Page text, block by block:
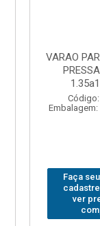
VARAO
Embalagem:
Faça
ver